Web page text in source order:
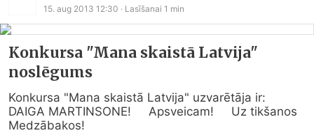
15. aug 2013 12:30 · Lasīšanai 1 min
Konkursa "Mana skaistā Latvija"
noslēgums
Konkursa "Mana skaistā Latvija" uzvarētāja ir:
DAIGA MARTINSONE!     Apsveicam!     Uz tikšanos
Medzābakos!